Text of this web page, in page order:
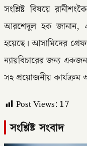
সংশ্লিষ্ট বিষয়ে
আরশেদুল হক জানান,
হয়েছে। আসামিদের
ন্যায়বিচারের জন্য
সহ প্রয়োজনীয় কার্যক্রম
Post Views: 17
সংশ্লিষ্ট সংবাদ